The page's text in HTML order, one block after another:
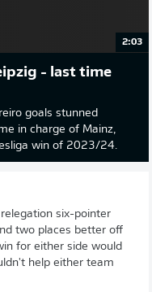
2:03
- last time
goals stunned
in charge of Mainz,
win of 2023/24.
six-pointer
two places better off
for either side would
help either team